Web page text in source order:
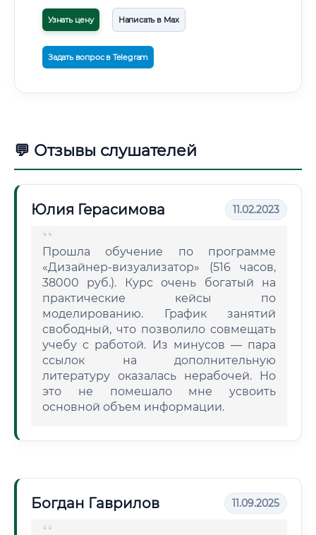
Узнать цену Написать в Max
Задать вопрос в Telegram
💬 Отзывы слушателей
Юлия Герасимова 11.02.2023
Прошла обучение по программе
«Дизайнер-визуализатор» (516 часов,
38000 руб.). Курс очень богатый на
практические кейсы по
моделированию. График занятий
свободный, что позволило совмещать
учебу с работой. Из минусов — пара
ссылок на дополнительную
литературу оказалась нерабочей. Но
это не помешало мне усвоить
основной объем информации.
Богдан Гаврилов 11.09.2025